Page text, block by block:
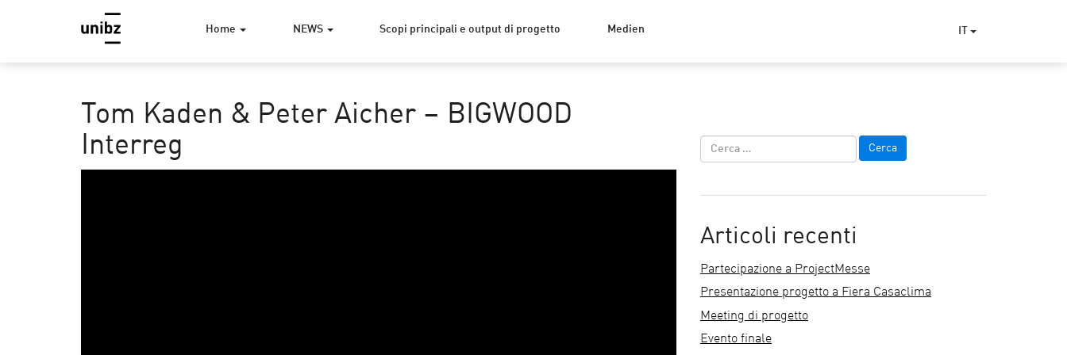
Home NEWS Scopi principali e output di progetto Medien
Tom Kaden & Peter Aicher – BIGWOOD
Interreg
Articoli recenti
Partecipazione a ProjectMesse
Presentazione progetto a Fiera Casaclima
Meeting di progetto
Evento finale